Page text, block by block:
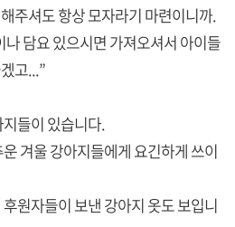
주셔도 항상 모자라기 마련이니까.
나 담요 있으시면 가져오셔서 아이들
고...”
들이 있습니다.
겨울 강아지들에게 요긴하게 쓰이
원자들이 보낸 강아지 옷도 보입니